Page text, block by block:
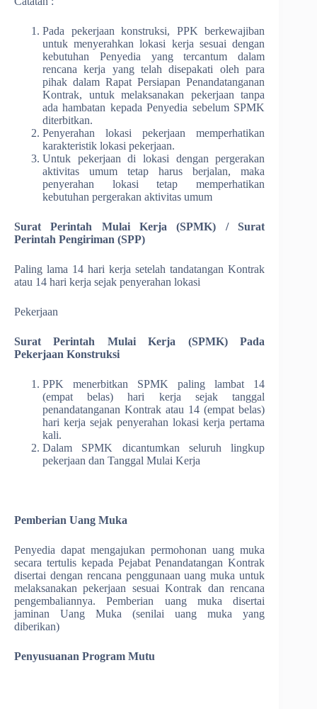
Pada pekerjaan konstruksi, PPK berkewajiban
untuk menyerahkan lokasi kerja sesuai dengan
kebutuhan Penyedia yang tercantum dalam
rencana kerja yang telah disepakati oleh para
pihak dalam Rapat Persiapan Penandatanganan
Kontrak, untuk melaksanakan pekerjaan tanpa
ada hambatan kepada Penyedia sebelum SPMK
diterbitkan.
Penyerahan lokasi pekerjaan memperhatikan
karakteristik lokasi pekerjaan.
Untuk pekerjaan di lokasi dengan pergerakan
aktivitas umum tetap harus berjalan, maka
penyerahan lokasi tetap memperhatikan
kebutuhan pergerakan aktivitas umum
Surat Perintah Mulai Kerja (SPMK) / Surat
Perintah Pengiriman (SPP)
Paling lama 14 hari kerja setelah tandatangan Kontrak
atau 14 hari kerja sejak penyerahan lokasi
Pekerjaan
Surat Perintah Mulai Kerja (SPMK) Pada
Pekerjaan Konstruksi
PPK menerbitkan SPMK paling lambat 14
(empat belas) hari kerja sejak tanggal
penandatanganan Kontrak atau 14 (empat belas)
hari kerja sejak penyerahan lokasi kerja pertama
kali.
Dalam SPMK dicantumkan seluruh lingkup
pekerjaan dan Tanggal Mulai Kerja
Pemberian Uang Muka
Penyedia dapat mengajukan permohonan uang muka
secara tertulis kepada Pejabat Penandatangan Kontrak
disertai dengan rencana penggunaan uang muka untuk
melaksanakan pekerjaan sesuai Kontrak dan rencana
pengembaliannya. Pemberian uang muka disertai
jaminan Uang Muka (senilai uang muka yang
diberikan)
Penyusuanan Program Mutu